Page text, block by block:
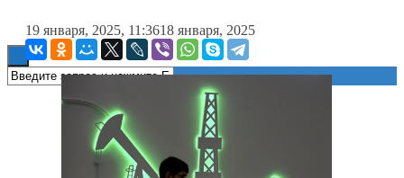
19 января, 2025, 11:3618 января, 2025